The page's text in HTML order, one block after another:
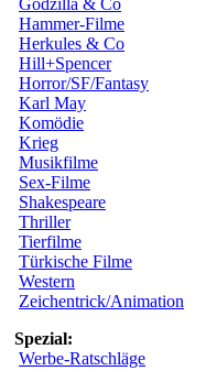
Godzilla & Co
Hammer-Filme
Herkules & Co
Hill+Spencer
Horror/SF/Fantasy
Karl May
Komödie
Krieg
Musikfilme
Sex-Filme
Shakespeare
Thriller
Tierfilme
Türkische Filme
Western
Zeichentrick/Animation
Spezial:
Werbe-Ratschläge